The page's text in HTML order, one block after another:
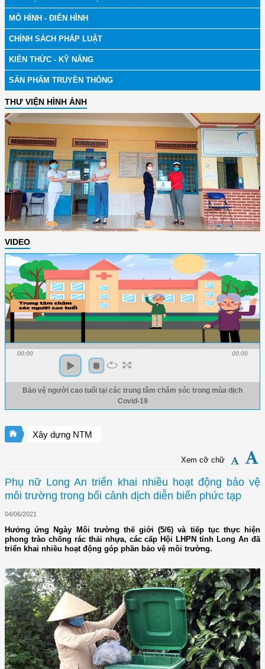
MÔ HÌNH - ĐIỂN HÌNH
CHÍNH SÁCH PHÁP LUẬT
KIẾN THỨC - KỸ NĂNG
SẢN PHẨM TRUYỀN THÔNG
THƯ VIỆN HÌNH ẢNH
VIDEO
00:00 00:00
Bảo vệ người cao tuổi tại các trung tâm chăm sóc trong mùa dịch
Covid-19
Xây dựng NTM
Xem cỡ chữ
Phụ nữ Long An triển khai nhiều hoạt động bảo vệ
môi trường trong bối cảnh dịch diễn biến phức tạp
04/06/2021
Hưởng ứng Ngày Môi trường thế giới (5/6) và tiếp tục thực hiện
phong trào chống rác thải nhựa, các cấp Hội LHPN tỉnh Long An đã
triển khai nhiều hoạt động góp phần bảo vệ môi trường.